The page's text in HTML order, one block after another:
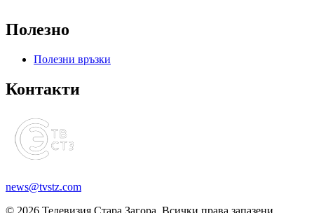
Полезно
Полезни връзки
Контакти
news@tvstz.com
© 2026 Телевизия Стара Загора. Всички права запазени.